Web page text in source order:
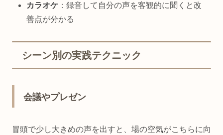
カラオケ ：録音して自分の声を客観的に聞くと改
善点が分かる
シーン別の実践テクニック
会議やプレゼン
冒頭で少し大きめの声を出すと、場の空気がこちらに向